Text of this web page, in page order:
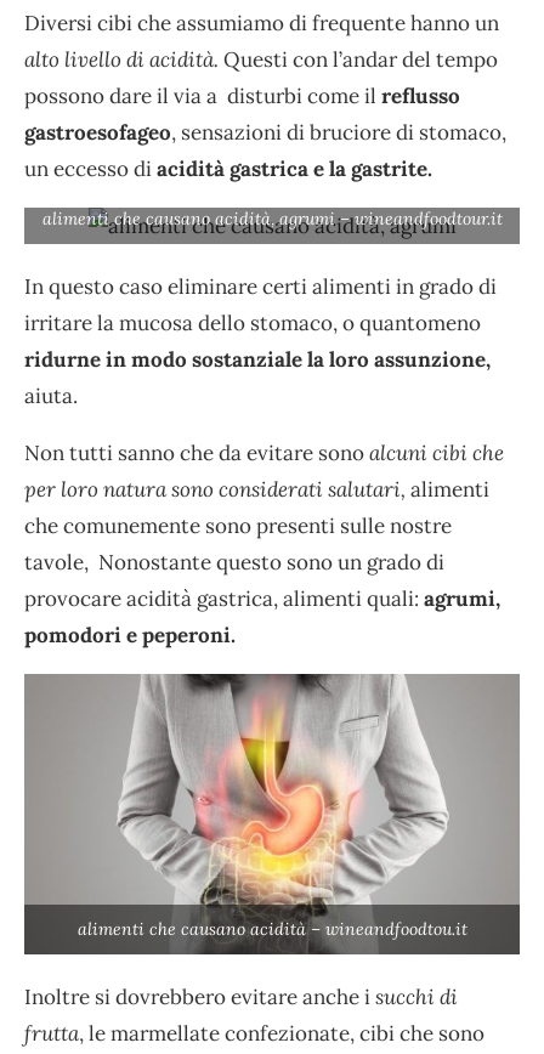
Diversi cibi che assumiamo di frequente hanno un
alto livello di acidità. Questi con l’andar del tempo
possono dare il via a disturbi come il reflusso
gastroesofageo, sensazioni di bruciore di stomaco,
un eccesso diacidità gastrica e la gastrite.
alimenti che causano acidità, agrumi – wineandfoodtour.it
In questo caso eliminare certi alimenti in grado di
irritare la mucosa dello stomaco, o quantomeno
ridurne in modo sostanziale la loro assunzione,
aiuta.
Non tutti sanno che da evitare sonoalcuni cibi che
per loro natura sono considerati salutari, alimenti
che comunemente sono presenti sulle nostre
tavole, Nonostante questo sono un grado di
provocare acidità gastrica, alimenti quali: agrumi,
pomodori e peperoni.
alimenti che causano acidità – wineandfoodtou.it
Inoltre si dovrebbero evitare anche isucchi di
frutta, le marmellate confezionate, cibi che sono